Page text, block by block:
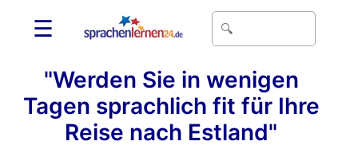
☰
"Werden Sie in wenigen
Tagen sprachlich fit für Ihre
Reise nach Estland"